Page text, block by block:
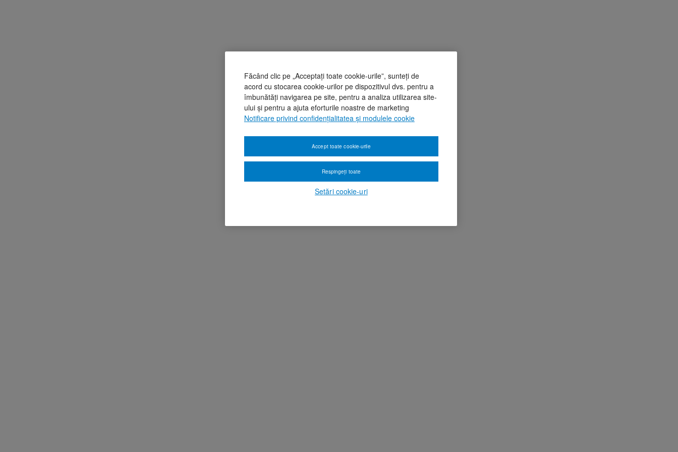
Făcând clic pe „Acceptați toate cookie-urile”, sunteți de
acord cu stocarea cookie-urilor pe dispozitivul dvs. pentru a
îmbunătăți navigarea pe site, pentru a analiza utilizarea site-
ului și pentru a ajuta eforturile noastre de marketing
Notificare privind confidențialitatea și modulele cookie
Setări cookie-uri
Respingeți toate
Accept toate cookie-urile